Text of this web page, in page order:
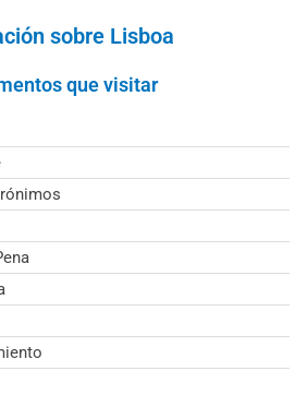
sobre Lisboa
que visitar